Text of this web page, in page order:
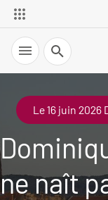
Recherche
Le 16 juin 2026
ne naît